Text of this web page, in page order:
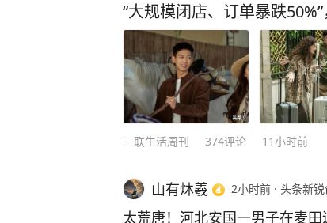
“大规模闭店、订单暴跌
三联生活周刊 374评论 11小时前
山有炑羲 2小时前 · 头条新
太荒唐！河北安国一男子在麦